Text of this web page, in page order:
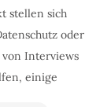
stellen sich
oder
von Interviews
einige